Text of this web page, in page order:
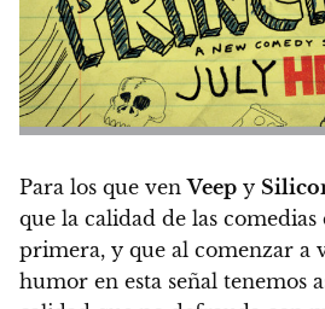
Para los que venVeep y
que la calidad de las comedias
primera, y que al comenzar a
humor en esta señal tenemos